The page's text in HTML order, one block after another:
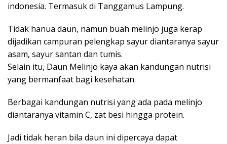
indonesia. Termasuk di Tanggamus Lampung.
Tidak hanua daun, namun buah melinjo juga kerap
dijadikan campuran pelengkap sayur diantaranya sayur
asam, sayur santan dan tumis.
Selain itu, Daun Melinjo kaya akan kandungan nutrisi
yang bermanfaat bagi kesehatan.
Berbagai kandungan nutrisi yang ada pada melinjo
diantaranya vitamin C, zat besi hingga protein.
Jadi tidak heran bila daun ini dipercaya dapat